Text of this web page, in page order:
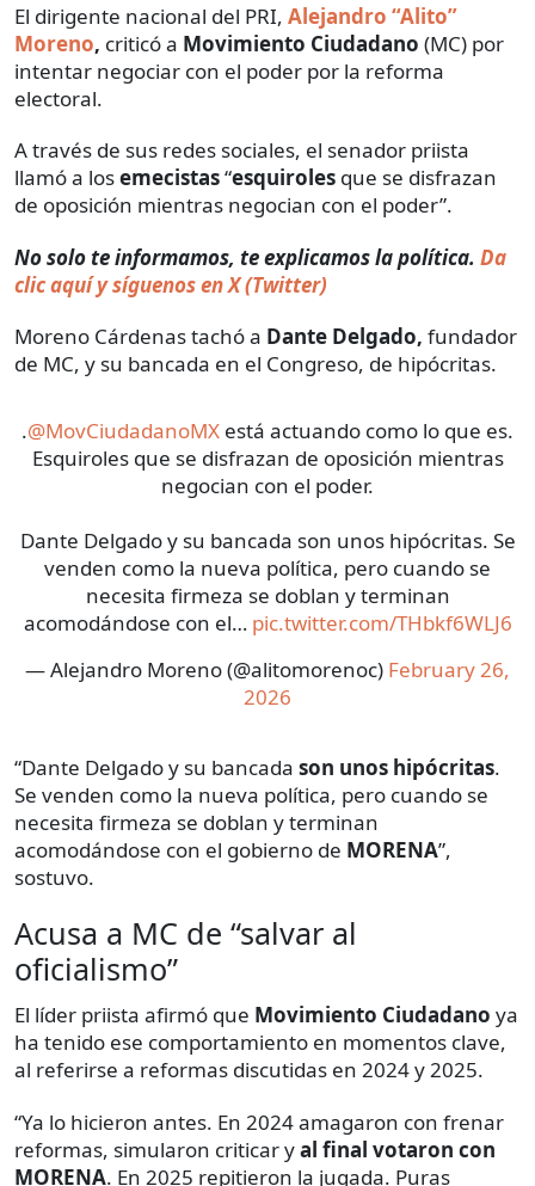
El dirigente nacional del PRI, Alejandro “Alito”
Moreno, criticó a Movimiento Ciudadano (MC) por
intentar negociar con el poder por la reforma
electoral.
A través de sus redes sociales, el senador priista
llamó a losemecistas“esquiroles que se disfrazan
de oposición mientras negocian con el poder”.
No solo te informamos, te explicamos la política. Da
clic aquí y síguenos en X (Twitter)
Moreno Cárdenas tachó a Dante Delgado, fundador
de MC, y su bancada en el Congreso, de hipócritas.
.@MovCiudadanoMX está actuando como lo que es.
Esquiroles que se disfrazan de oposición mientras
negocian con el poder.
Dante Delgado y su bancada son unos hipócritas. Se
venden como la nueva política, pero cuando se
necesita firmeza se doblan y terminan
acomodándose con el… pic.twitter.com/THbkf6WLJ6
— Alejandro Moreno (@alitomorenoc) February 26,
2026
“Dante Delgado y su bancada son unos hipócritas.
Se venden como la nueva política, pero cuando se
necesita firmeza se doblan y terminan
acomodándose con el gobierno de MORENA”,
sostuvo.
Acusa a MC de “salvar al
oficialismo”
El líder priista afirmó que Movimiento Ciudadano ya
ha tenido ese comportamiento en momentos clave,
al referirse a reformas discutidas en 2024 y 2025.
“Ya lo hicieron antes. En 2024 amagaron con frenar
reformas, simularon criticar yal final votaron con
MORENA. En 2025 repitieron la jugada. Puras